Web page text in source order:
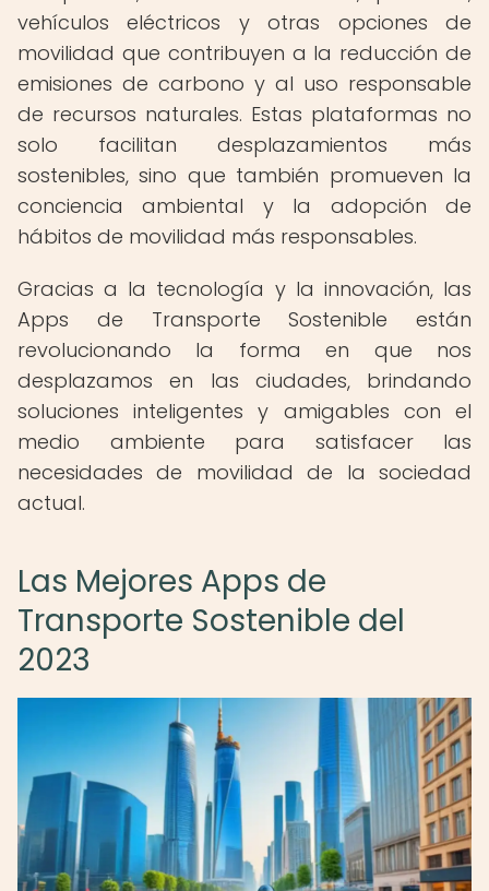
vehículos eléctricos y otras opciones de
movilidad que contribuyen a la reducción de
emisiones de carbono y al uso responsable
de recursos naturales. Estas plataformas no
solo facilitan desplazamientos más
sostenibles, sino que también promueven la
conciencia ambiental y la adopción de
hábitos de movilidad más responsables.
Gracias a la tecnología y la innovación, las
Apps de Transporte Sostenible están
revolucionando la forma en que nos
desplazamos en las ciudades, brindando
soluciones inteligentes y amigables con el
medio ambiente para satisfacer las
necesidades de movilidad de la sociedad
actual.
Las Mejores Apps de
Transporte Sostenible del
2023